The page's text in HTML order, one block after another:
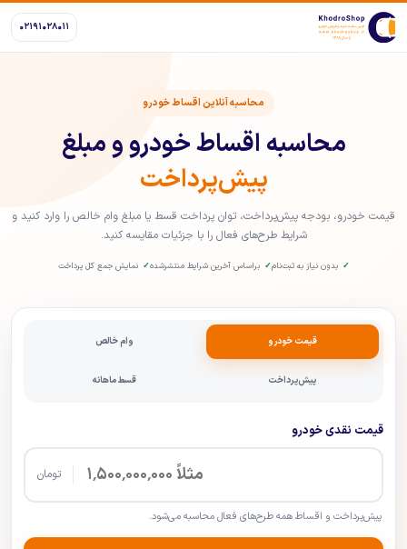
۰۲۱۹۱۰۲۸۰۱۱
محاسبه آنلاین اقساط خودرو
محاسبه اقساط خودرو و مبلغ
پیش‌پرداخت
قیمت خودرو، بودجه پیش‌پرداخت، توان پرداخت قسط یا مبلغ وام خالص را وارد کنید و
شرایط طرح‌های فعال را با جزئیات مقایسه کنید.
بدون نیاز به ثبت‌نام براساس آخرین شرایط منتشرشده نمایش جمع کل پرداخت
قیمت خودرو وام خالص
پیش‌پرداخت قسط ماهانه
قیمت نقدی خودرو
تومان
پیش‌پرداخت و اقساط همه طرح‌های فعال محاسبه می‌شود.